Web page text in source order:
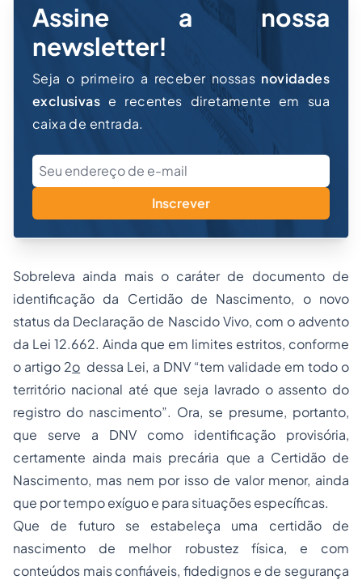
Assine a nossa
newsletter!
Seja o primeiro a receber nossas novidades
exclusivas e recentes diretamente em sua
caixa de entrada.
Inscrever
Sobreleva ainda mais o caráter de documento de
identificação da Certidão de Nascimento, o novo
status da Declaração de Nascido Vivo, com o advento
da Lei 12.662. Ainda que em limites estritos, conforme
o artigo 2o dessa Lei, a DNV “tem validade em todo o
território nacional até que seja lavrado o assento do
registro do nascimento”. Ora, se presume, portanto,
que serve a DNV como identificação provisória,
certamente ainda mais precária que a Certidão de
Nascimento, mas nem por isso de valor menor, ainda
que por tempo exíguo e para situações específicas.
Que de futuro se estabeleça uma certidão de
nascimento de melhor robustez física, e com
conteúdos mais confiáveis, fidedignos e de segurança